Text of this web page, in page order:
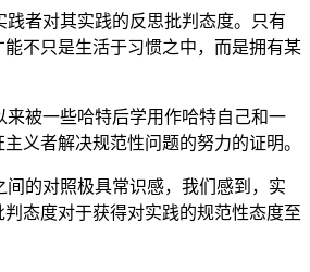
践者对其实践的反思批判态度。只有
不只是生活于习惯之中，而是拥有某
来被一些哈特后学用作哈特自己和一
义者解决规范性问题的努力的证明。
间的对照极具常识感，我们感到，实
态度对于获得对实践的规范性态度至